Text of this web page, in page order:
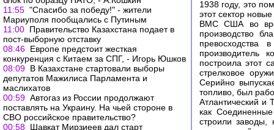
11:55 "Спасибо за победу!" - жители
Мариуполя пообщались с Путиным
11:00 Правительство Казахстана подает в
пост-выборную отставку
08:46 Европе предстоит жесткая
конкуренция с Китаем за СПГ, - Игорь Юшков
08:09 В Казахстане стартовали выборы
депутатов Мажилиса Парламента и
маслихатов
00:59 Автогаз из России продолжают
поставлять на Украину. На чьей стороне в
СВО российское правительство?
00:58 Шавкат Мирзиеев дал старт
1938 году, это
этот сектор
ВМС США во
производство
производитель
построила этот
стрелковое
Серийно
топливо, был
Атлантический и
как
строили заводы,